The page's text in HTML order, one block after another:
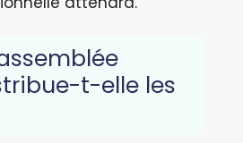
t-elle les